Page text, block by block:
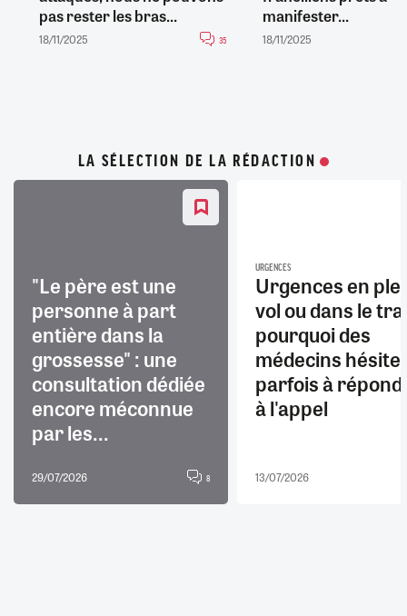
pas rester les bras...
18/11/2025 35
manifester...
18/11/2025
LA SÉLECTION DE LA RÉDACTION
"Le père est une
personne à part
entière dans la
grossesse" : une
consultation dédiée
encore méconnue
par les...
29/07/2026 8
URGENCES
Urgences en
vol ou dans le
pourquoi des
médecins
parfois à
à l'appel
13/07/2026